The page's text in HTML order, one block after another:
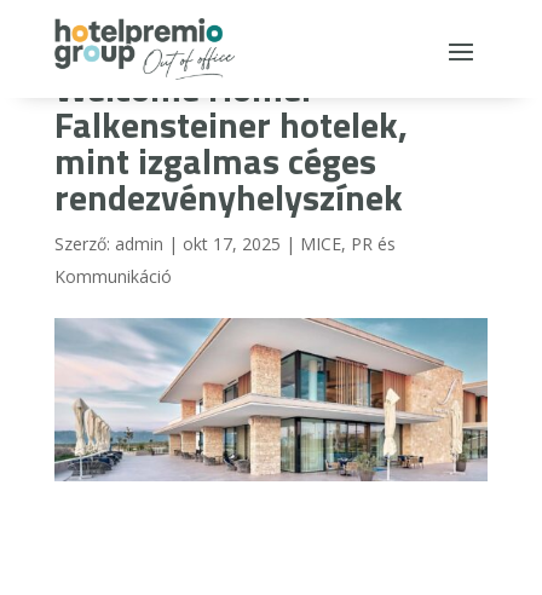
Welcome Home! –
Falkensteiner hotelek,
mint izgalmas céges
rendezvényhelyszínek
Szerző: admin | okt 17, 2025 | MICE, PR és
Kommunikáció